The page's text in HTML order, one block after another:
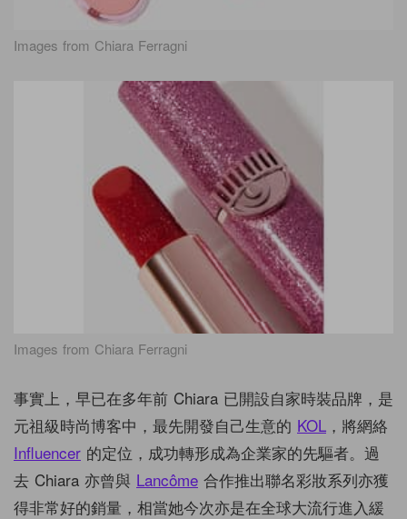
Images from Chiara Ferragni
Images from Chiara Ferragni
事實上，早已在多年前 Chiara 已開設自家時裝品牌，是
元祖級時尚博客中，最先開發自己生意的 KOL ，將網絡
Influencer 的定位，成功轉形成為企業家的先驅者。過
去 Chiara 亦曾與 Lancôme 合作推出聯名彩妝系列亦獲
得非常好的銷量，相當她今次亦是在全球大流行進入緩